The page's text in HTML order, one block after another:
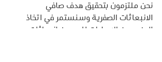
نحن ملتزمون بتحقيق هدف صافي
الانبعاثات الصفرية وسنستمر في اتخاذ
المزيد من الإجراءات للحد من انبعاثات